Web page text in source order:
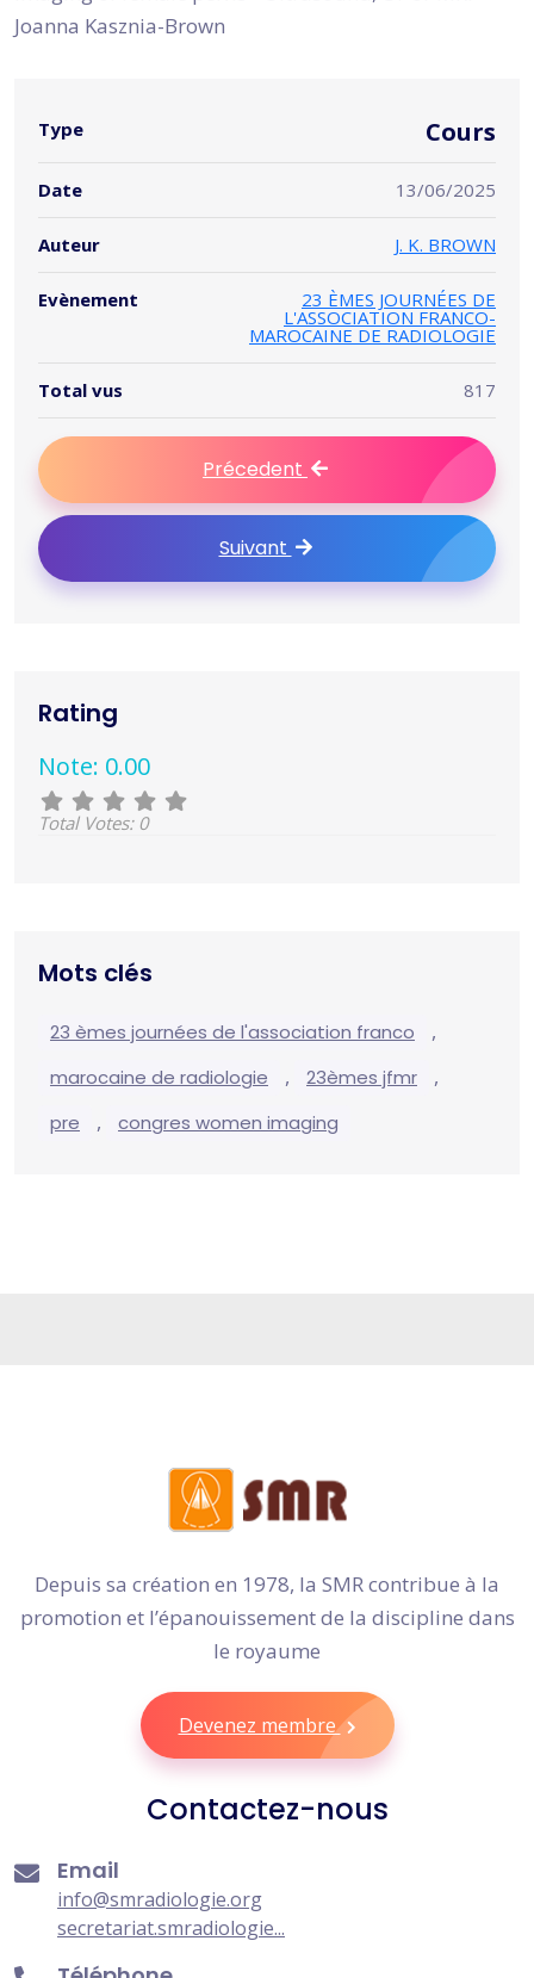
Joanna Kasznia-Brown
Type Cours
Date 13/06/2025
Auteur J. K. BROWN
Evènement 23 ÈMES JOURNÉES DE
L'ASSOCIATION FRANCO-
MAROCAINE DE RADIOLOGIE
Total vus 817
Précedent
Suivant
Rating
Note: 0.00
Total Votes: 0
Mots clés
23 èmes journées de l'association franco ,
marocaine de radiologie , 23èmes jfmr ,
pre , congres women imaging
Depuis sa création en 1978, la SMR contribue à la
promotion et l’épanouissement de la discipline dans
le royaume
Devenez membre
Contactez-nous
Email
info@smradiologie.org
secretariat.smradiologie...